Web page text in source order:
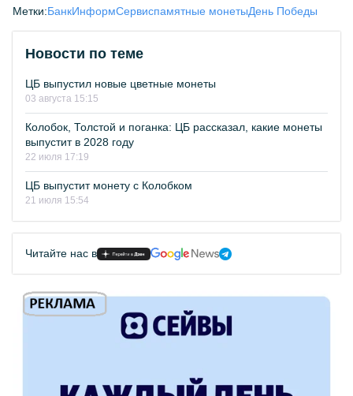
Метки:БанкИнформСервиспамятные монетыДень Победы
Новости по теме
ЦБ выпустил новые цветные монеты
03 августа 15:15
Колобок, Толстой и поганка: ЦБ рассказал, какие монеты
выпустит в 2028 году
22 июля 17:19
ЦБ выпустит монету с Колобком
21 июля 15:54
Читайте нас в